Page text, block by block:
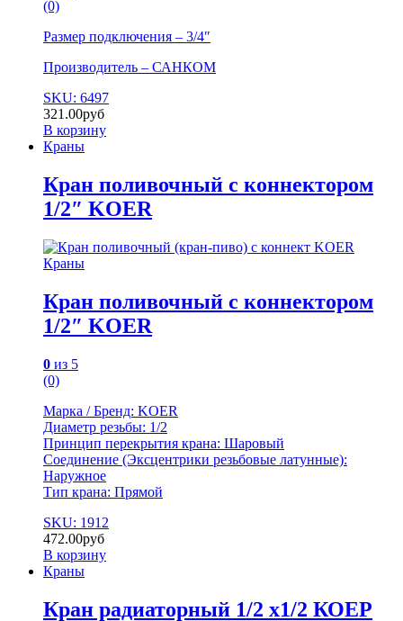
(0)
Размер подключения – 3/4″
Производитель – САНКОМ
SKU: 6497
321.00руб
В корзину
Краны
Кран поливочный с коннектором
1/2″ KOER
Краны
Кран поливочный с коннектором
1/2″ KOER
0 из 5
(0)
Марка / Бренд: KOER
Диаметр резьбы: 1/2
Принцип перекрытия крана: Шаровый
Сoединение (Эксцентрики резьбовые латунные):
Наружное
Тип крана: Прямой
SKU: 1912
472.00руб
В корзину
Краны
Кран радиаторный 1/2 х1/2 КОЕР